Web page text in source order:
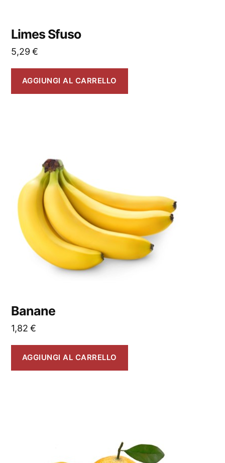
Limes Sfuso
5,29€
AGGIUNGI AL CARRELLO
Banane
1,82€
AGGIUNGI AL CARRELLO